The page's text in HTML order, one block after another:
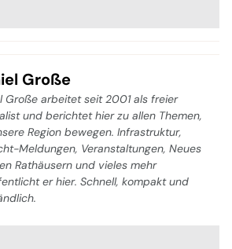
Große
Große arbeitet seit 2001 als freier
und berichtet hier zu allen Themen,
Region bewegen. Infrastruktur,
Meldungen, Veranstaltungen, Neues
Rathäusern und vieles mehr
er hier. Schnell, kompakt und